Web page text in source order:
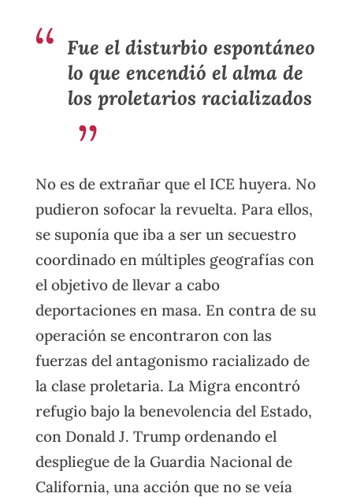
Fue el disturbio espontáneo
lo que encendió el alma de
los proletarios racializados
No es de extrañar que el ICE huyera. No
pudieron sofocar la revuelta. Para ellos,
se suponía que iba a ser un secuestro
coordinado en múltiples geografías con
el objetivo de llevar a cabo
deportaciones en masa. En contra de su
operación se encontraron con las
fuerzas del antagonismo racializado de
la clase proletaria. La Migra encontró
refugio bajo la benevolencia del Estado,
con Donald J. Trump ordenando el
despliegue de la Guardia Nacional de
California, una acción que no se veía